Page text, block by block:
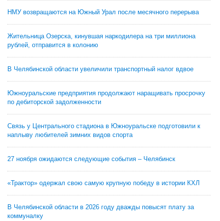
НМУ возвращаются на Южный Урал после месячного перерыва
Жительница Озерска, кинувшая наркодилера на три миллиона
рублей, отправится в колонию
В Челябинской области увеличили транспортный налог вдвое
Южноуральские предприятия продолжают наращивать просрочку
по дебиторской задолженности
Связь у Центрального стадиона в Южноуральске подготовили к
наплыву любителей зимних видов спорта
27 ноября ожидаются следующие события – Челябинск
«Трактор» одержал свою самую крупную победу в истории КХЛ
В Челябинской области в 2026 году дважды повысят плату за
коммуналку